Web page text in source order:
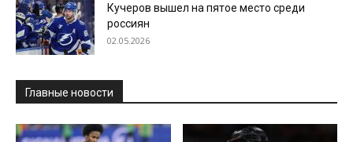
Кучеров вышел на пятое место среди
россиян
02.05.2026
Главные новости